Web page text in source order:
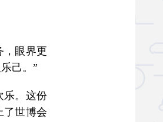
眼界更
己。”
。这份
了世博会